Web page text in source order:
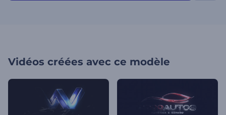
Vidéos créées avec ce modèle